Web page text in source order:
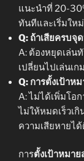
แนะนำที่ 20-
ทันทีและเริ่มให
Q: ถ้าเสียครบจุ
A: ต้องหยุดเล่น
เปลี่ยนไปเล่นเ
Q: การตั้งเป้าห
A: ไม่ได้เพิ่มโอ
ไม่ให้หมดเร็วเ
ความเสียหายไ
การตั้งเป้าหมา